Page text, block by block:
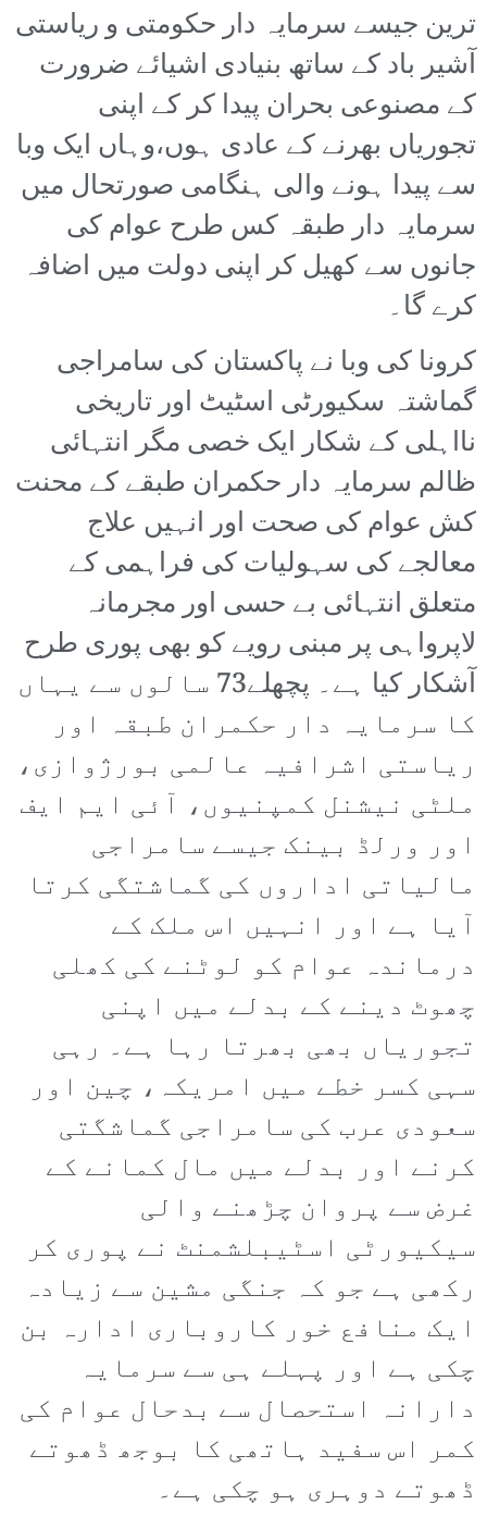
ترین جیسے سرمایہ دار حکومتی و ریاستی
آشیر باد کے ساتھ بنیادی اشیائے ضرورت
کے مصنوعی بحران پیدا کر کے اپنی
تجوریاں بھرنے کے عادی ہوں،وہاں ایک وبا
سے پیدا ہونے والی ہنگامی صورتحال میں
سرمایہ دار طبقہ کس طرح عوام کی
جانوں سے کھیل کر اپنی دولت میں اضافہ
کرے گا۔
کرونا کی وبا نے پاکستان کی سامراجی
گماشتہ سکیورٹی اسٹیٹ اور تاریخی
نااہلی کے شکار ایک خصی مگر انتہائی
ظالم سرمایہ دار حکمران طبقے کے محنت
کش عوام کی صحت اور انہیں علاج
معالجے کی سہولیات کی فراہمی کے
متعلق انتہائی بے حسی اور مجرمانہ
لاپرواہی پر مبنی رویے کو بھی پوری طرح
آشکار کیا ہے۔ پچھلے73 سالوں سے یہاں
کا سرمایہ دار حکمران طبقہ اور
ریاستی اشرافیہ عالمی بورژوازی،
ملٹی نیشنل کمپنیوں، آئی ایم ایف
اور ورلڈ بینک جیسے سامراجی
مالیاتی اداروں کی گماشتگی کرتا
آیا ہے اور انہیں اس ملک کے
درماندہ عوام کو لوٹنے کی کھلی
چھوٹ دینے کے بدلے میں اپنی
تجوریاں بھی بھرتا رہا ہے۔ رہی
سہی کسر خطے میں امریکہ، چین اور
سعودی عرب کی سامراجی گماشگتی
کرنے اور بدلے میں مال کمانے کے
غرض سے پروان چڑھنے والی
سیکیورٹی اسٹیبلشمنٹ نے پوری کر
رکھی ہے جو کہ جنگی مشین سے زیادہ
ایک منافع خور کاروباری ادارہ بن
چکی ہے اور پہلے ہی سے سرمایہ
دارانہ استحصال سے بدحال عوام کی
کمر اس سفید ہاتھی کا بوجھ ڈھوتے
ڈھوتے دوہری ہو چکی ہے۔